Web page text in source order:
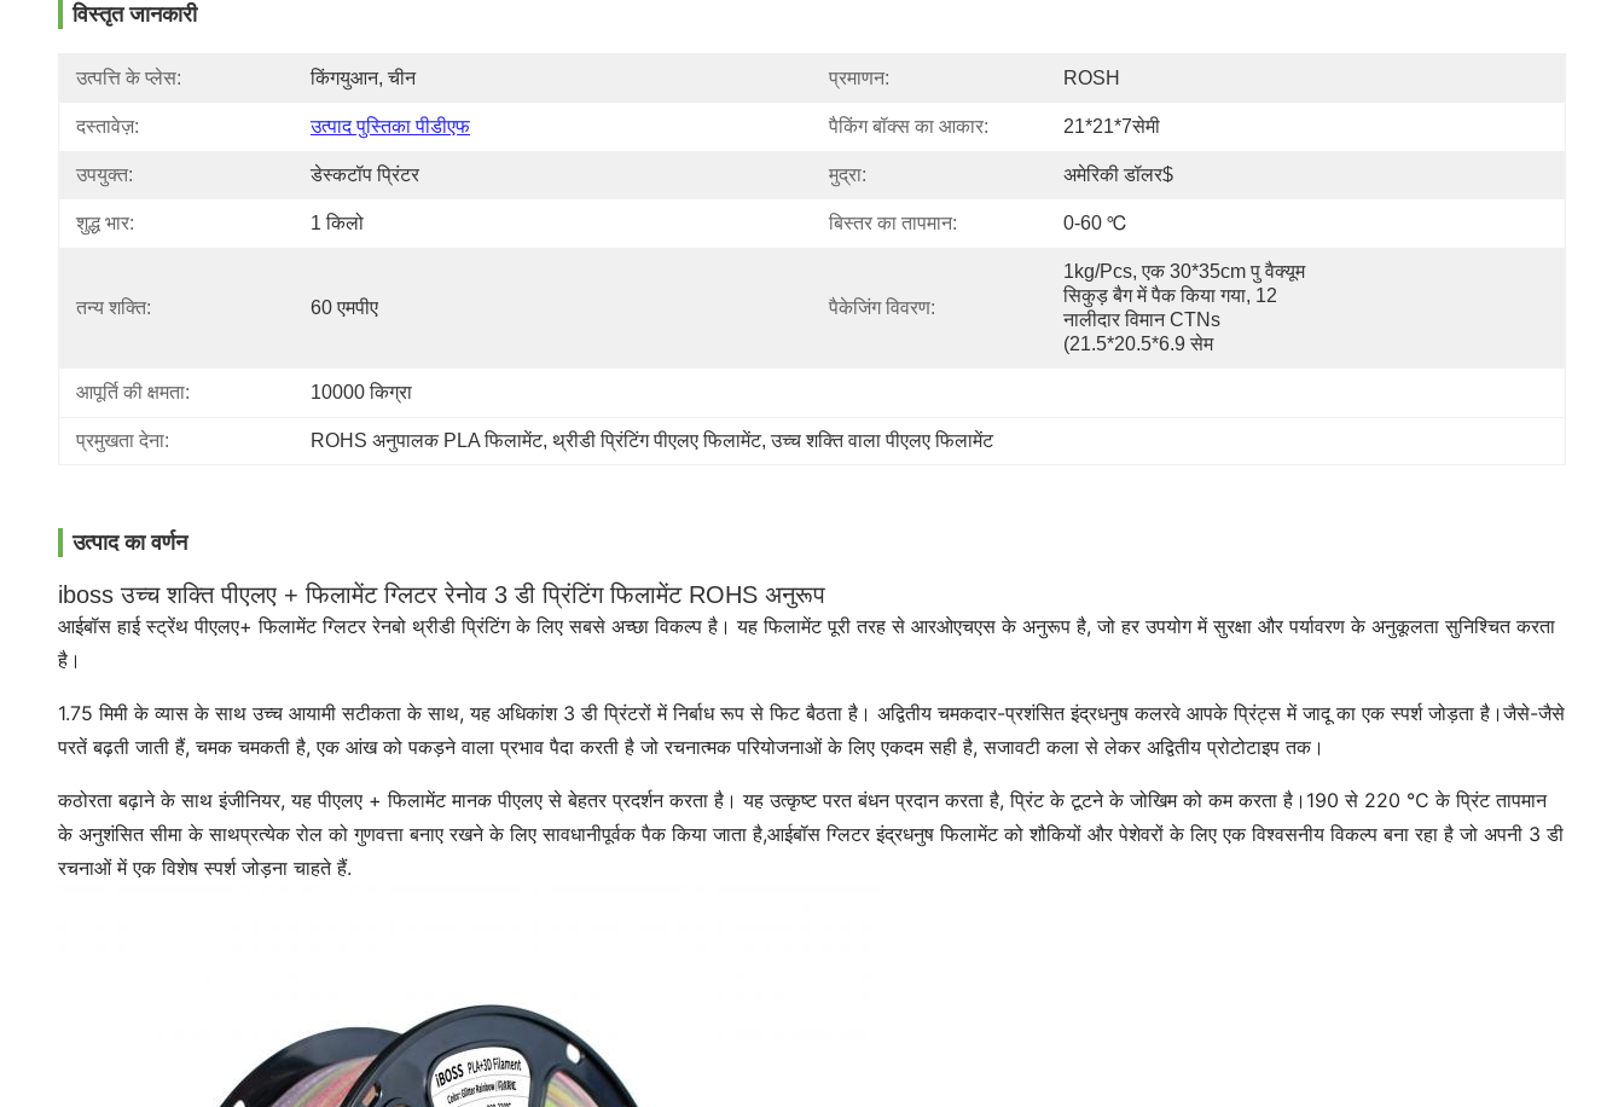
विस्तृत जानकारी
उत्पत्ति के प्लेस: किंगयुआन, चीन प्रमाणन: ROSH
दस्तावेज़: उत्पाद पुस्तिका पीडीएफ पैकिंग बॉक्स का आकार: 21*21*7सेमी
उपयुक्त: डेस्कटॉप प्रिंटर मुद्रा: अमेरिकी डॉलर$
शुद्ध भार: 1 किलो बिस्तर का तापमान: 0-60 ℃
तन्य शक्ति: 60 एमपीए पैकेजिंग विवरण:
1kg/pcs, एक 30*35cm पु वैक्यूम
सिकुड़ बैग में पैक किया गया, 12
नालीदार विमान CTNs
(21.5*20.5*6.9 सेम
आपूर्ति की क्षमता: 10000 किग्रा
प्रमुखता देना: ROHS अनुपालक PLA फिलामेंट, थ्रीडी प्रिंटिंग पीएलए फिलामेंट, उच्च शक्ति वाला पीएलए फिलामेंट
उत्पाद का वर्णन
iboss उच्च शक्ति पीएलए + फिलामेंट ग्लिटर रेनोव 3 डी प्रिंटिंग फिलामेंट ROHS अनुरूप
आईबॉस हाई स्ट्रेंथ पीएलए+ फिलामेंट ग्लिटर रेनबो थ्रीडी प्रिंटिंग के लिए सबसे अच्छा विकल्प है। यह फिलामेंट पूरी तरह से आरओएचएस के अनुरूप है, जो हर उपयोग में सुरक्षा और पर्यावरण के अनुकूलता सुनिश्चित करता
है।
1.75 मिमी के व्यास के साथ उच्च आयामी सटीकता के साथ, यह अधिकांश 3 डी प्रिंटरों में निर्बाध रूप से फिट बैठता है। अद्वितीय चमकदार-प्रशंसित इंद्रधनुष कलरवे आपके प्रिंट्स में जादू का एक स्पर्श जोड़ता है।जैसे-जैसे
परतें बढ़ती जाती हैं, चमक चमकती है, एक आंख को पकड़ने वाला प्रभाव पैदा करती है जो रचनात्मक परियोजनाओं के लिए एकदम सही है, सजावटी कला से लेकर अद्वितीय प्रोटोटाइप तक।
कठोरता बढ़ाने के साथ इंजीनियर, यह पीएलए + फिलामेंट मानक पीएलए से बेहतर प्रदर्शन करता है। यह उत्कृष्ट परत बंधन प्रदान करता है, प्रिंट के टूटने के जोखिम को कम करता है।190 से 220 °C के प्रिंट तापमान
के अनुशंसित सीमा के साथप्रत्येक रोल को गुणवत्ता बनाए रखने के लिए सावधानीपूर्वक पैक किया जाता है,आईबॉस ग्लिटर इंद्रधनुष फिलामेंट को शौकियों और पेशेवरों के लिए एक विश्वसनीय विकल्प बना रहा है जो अपनी 3 डी
रचनाओं में एक विशेष स्पर्श जोड़ना चाहते हैं.